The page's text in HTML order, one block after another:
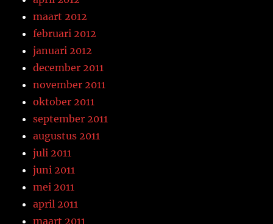
maart 2012
februari 2012
januari 2012
december 2011
november 2011
oktober 2011
september 2011
augustus 2011
juli 2011
juni 2011
mei 2011
april 2011
maart 2011